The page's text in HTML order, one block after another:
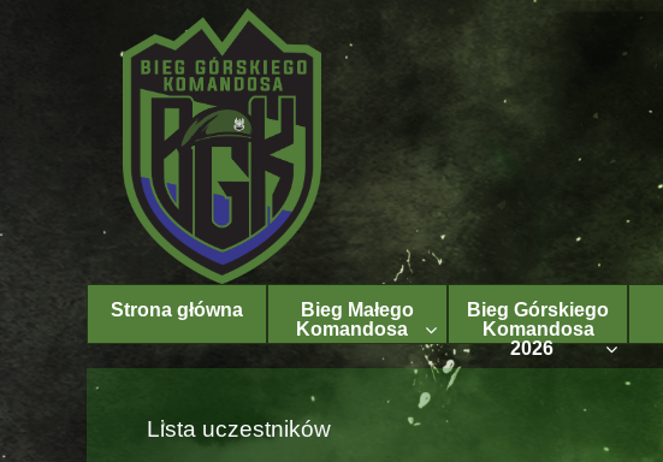
Strona główna
Bieg Małego
Komandosa
Bieg Górskiego
Komandosa
2026
Lista uczestników